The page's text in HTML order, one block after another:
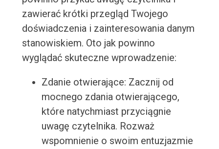
zawierać krótki przegląd Twojego
doświadczenia i zainteresowania danym
stanowiskiem. Oto jak powinno
wyglądać skuteczne wprowadzenie:
Zdanie otwierające: Zacznij od
mocnego zdania otwierającego,
które natychmiast przyciągnie
uwagę czytelnika. Rozważ
wspomnienie o swoim entuzjazmie